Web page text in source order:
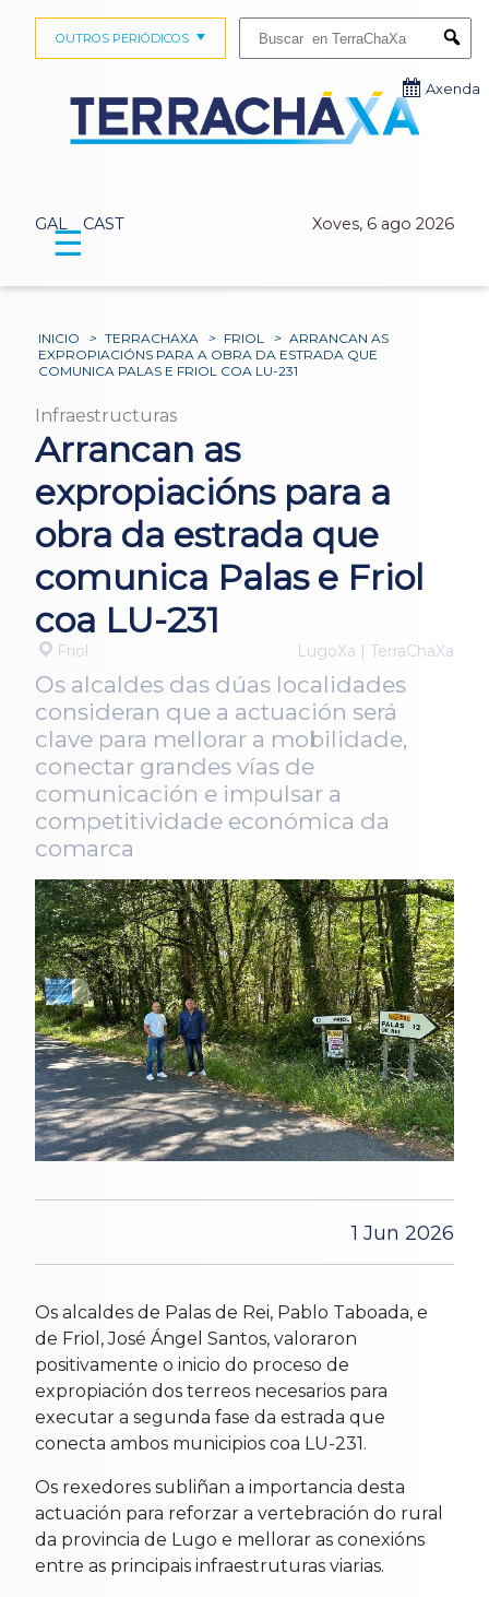
GAL CAST Xoves, 6 ago 2026
OUTROS PERIÓDICOS
Axenda
☰
INICIO > TERRACHAXA > FRIOL > ARRANCAN AS
EXPROPIACIÓNS PARA A OBRA DA ESTRADA QUE
COMUNICA PALAS E FRIOL COA LU-231
Infraestructuras
Arrancan as
expropiacións para a
obra da estrada que
comunica Palas e Friol
coa LU-231
Friol LugoXa | TerraChaXa
Os alcaldes das dúas localidades
consideran que a actuación será
clave para mellorar a mobilidade,
conectar grandes vías de
comunicación e impulsar a
competitividade económica da
comarca
1 Jun 2026
Os alcaldes de Palas de Rei, Pablo Taboada, e
de Friol, José Ángel Santos, valoraron
positivamente o inicio do proceso de
expropiación dos terreos necesarios para
executar a segunda fase da estrada que
conecta ambos municipios coa LU-231.
Os rexedores subliñan a importancia desta
actuación para reforzar a vertebración do rural
da provincia de Lugo e mellorar as conexións
entre as principais infraestruturas viarias.